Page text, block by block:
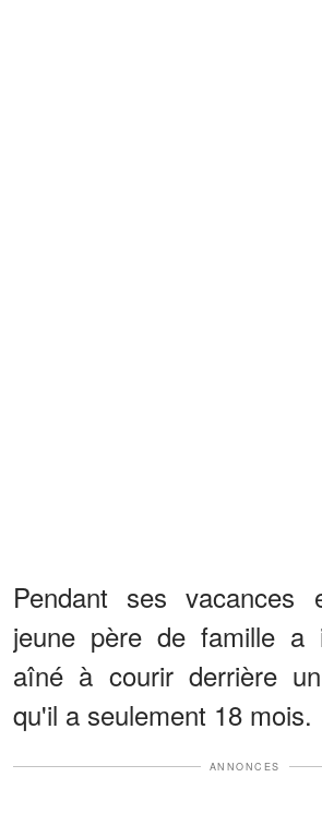
Pendant ses vacances
jeune père de famille a
aîné à courir derrière
qu'il a seulement 18 mois.
ANNONCES